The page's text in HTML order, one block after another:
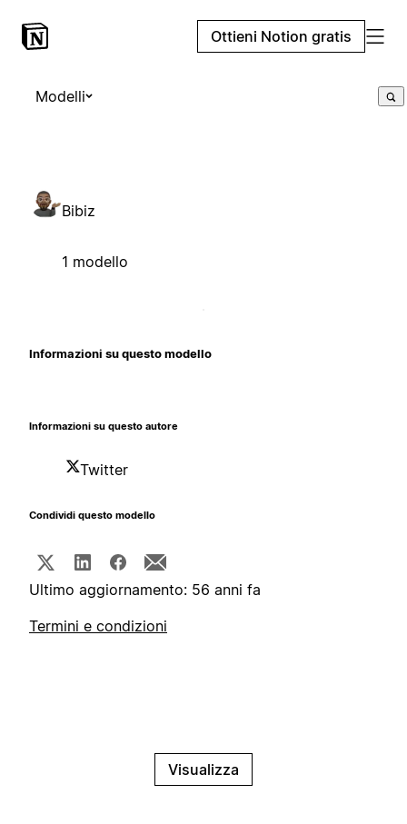
Ottieni Notion gratis
Modelli
Bibiz
1 modello
Informazioni su questo modello
Informazioni su questo autore
Twitter
Condividi questo modello
Ultimo aggiornamento: 56 anni fa
Termini e condizioni
Visualizza